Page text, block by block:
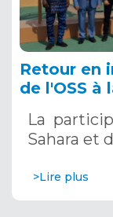
Retour en
de l'OSS à
Saoudite
La
Sahara et
>Lire plus